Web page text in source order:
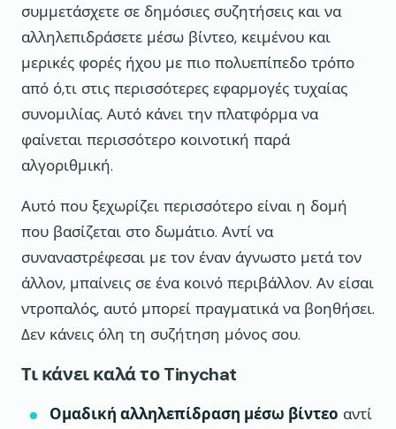
συμμετάσχετε σε δημόσιες συζητήσεις και να
αλληλεπιδράσετε μέσω βίντεο, κειμένου και
μερικές φορές ήχου με πιο πολυεπίπεδο τρόπο
από ό,τι στις περισσότερες εφαρμογές τυχαίας
συνομιλίας. Αυτό κάνει την πλατφόρμα να
φαίνεται περισσότερο κοινοτική παρά
αλγοριθμική.
Αυτό που ξεχωρίζει περισσότερο είναι η δομή
που βασίζεται στο δωμάτιο. Αντί να
συναναστρέφεσαι με τον έναν άγνωστο μετά τον
άλλον, μπαίνεις σε ένα κοινό περιβάλλον. Αν είσαι
ντροπαλός, αυτό μπορεί πραγματικά να βοηθήσει.
Δεν κάνεις όλη τη συζήτηση μόνος σου.
Τι κάνει καλά το Tinychat
Ομαδική αλληλεπίδραση μέσω βίντεο αντί